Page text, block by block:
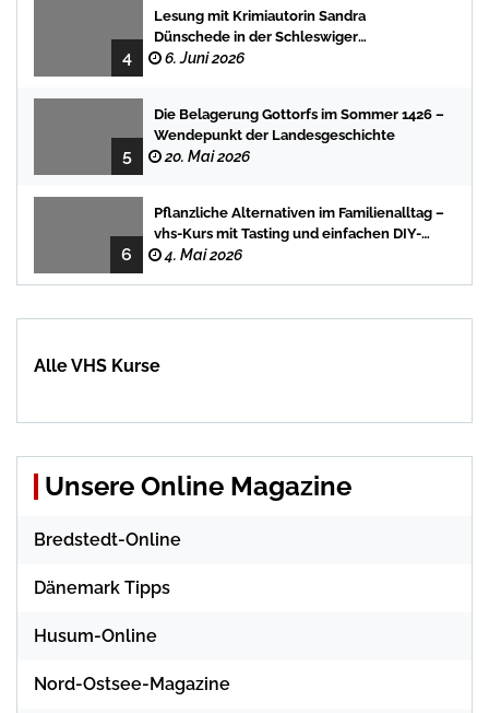
4
Lesung mit Krimiautorin Sandra
Dünschede in der Schleswiger
Stadtbücherei
6. Juni 2026
5
Die Belagerung Gottorfs im Sommer 1426 –
Wendepunkt der Landesgeschichte
20. Mai 2026
6
Pflanzliche Alternativen im Familienalltag –
vhs-Kurs mit Tasting und einfachen DIY-
Rezepten
4. Mai 2026
Alle VHS Kurse
Unsere Online Magazine
Bredstedt-Online
Dänemark Tipps
Husum-Online
Nord-Ostsee-Magazine